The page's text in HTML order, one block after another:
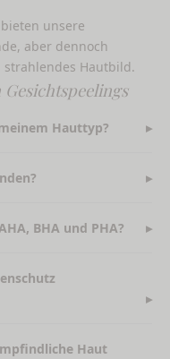
unsere
aber dennoch
Hautbild.
Gesichtspeelings
Hauttyp?
BHA und PHA?
Haut